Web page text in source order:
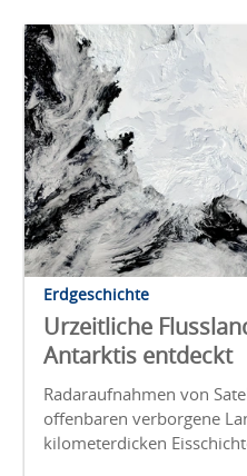
Erdgeschichte
Urzeitliche
Antarktis entdeckt
Radaraufnahmen von
offenbaren verborgene
kilometerdicken